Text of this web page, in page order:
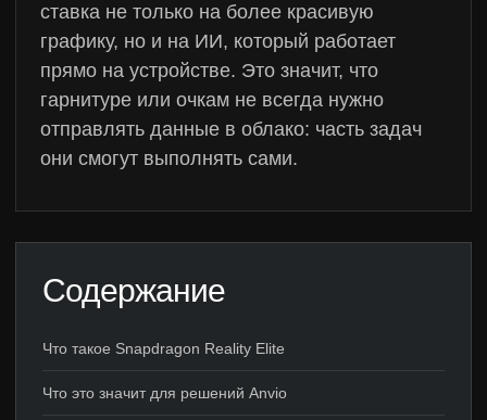
ставка не только на более красивую
графику, но и на ИИ, который работает
прямо на устройстве. Это значит, что
гарнитуре или очкам не всегда нужно
отправлять данные в облако: часть задач
они смогут выполнять сами.
Содержание
Что такое Snapdragon Reality Elite
Что это значит для решений Anvio